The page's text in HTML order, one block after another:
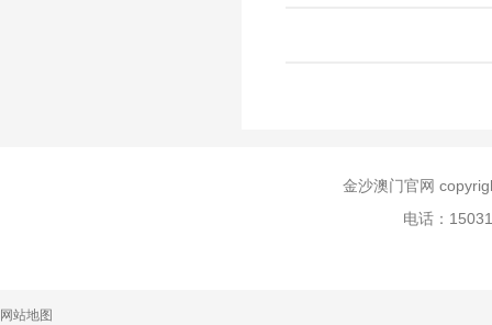
金沙澳门官网
电话：
网站地图